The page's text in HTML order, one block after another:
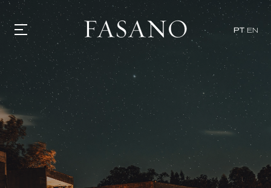
PT EN
GASTRONOMIA
HOTÉIS
EXPERIÊNCIAS
EVENTOS
VILLAS
SHOP | SELEZIONE
DESCUBRA
WHAT'S COOKING
CORRIERE